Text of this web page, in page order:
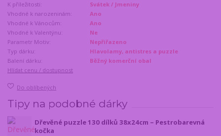
K příležitosti:
Svátek / Jmeniny
Vhodné k narozeninám:
Ano
Vhodné k Vánocům:
Ano
Vhodné k Valentýnu:
Ne
Parametr Motiv:
Nepřiřazeno
Typ dárku:
Hlavolamy, antistres a puzzle
Balení dárku:
Běžný komerční obal
Hlídat cenu / dostupnost
Do oblíbených
Tipy na podobné dárky
Dřevěné puzzle 130 dílků 38x24cm – Pestrobarevná
kočka